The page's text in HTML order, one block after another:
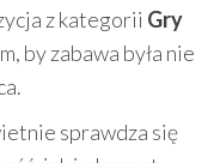
z kategorii Gry
by zabawa była nie
sprawdza się